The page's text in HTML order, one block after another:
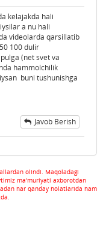
kelajakda hali
a nu hali
videolarda qarsillatib
100 dulir
(net svet va
hammolchilik
buni tushunishga
Javob Berish
olindi. Maqoladagi
ma'muriyati axborotdan
har qanday holatlarida ham